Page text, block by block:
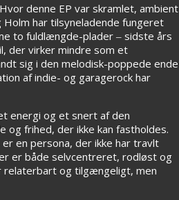
denne EP var skramlet, ambient
har tilsyneladende fungeret
to fuldlængde-plader ‒ sidste års
der virker mindre som et
sig i den melodisk-poppede ende
af indie- og garagerock har
energi og et snert af den
og frihed, der ikke kan fastholdes.
en persona, der ikke har travlt
er både selvcentreret, rodløst og
relaterbart og tilgængeligt, men